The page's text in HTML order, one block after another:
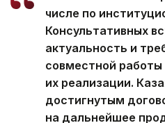
числе по
Консультативных
актуальность и
совместной
их реализации.
достигнутым
на дальнейшее